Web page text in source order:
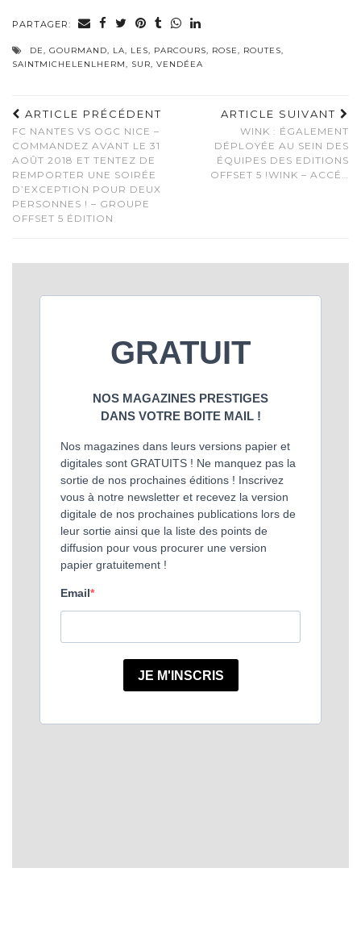
PARTAGER:
DE, GOURMAND, LA, LES, PARCOURS, ROSE, ROUTES,
SAINTMICHELENLHERM, SUR, VENDÉEA
ARTICLE PRÉCÉDENT
FC NANTES VS OGC NICE –
COMMANDEZ AVANT LE 31
AOÛT 2018 ET TENTEZ DE
REMPORTER UNE SOIRÉE
D’EXCEPTION POUR DEUX
PERSONNES ! – GROUPE
OFFSET 5 ÉDITION
ARTICLE SUIVANT
WINK : ÉGALEMENT
DÉPLOYÉE AU SEIN DES
ÉQUIPES DES EDITIONS
OFFSET 5 !WINK – ACCÉ…